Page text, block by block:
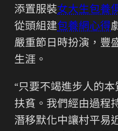
添置服裝女大生包養
從頭組建包養網心得
嚴重節日時扮演，豐
生涯。
“只要不竭進步人的
扶貧。我們經由過程
潛移默化中讓村平易